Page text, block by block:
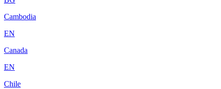
Cambodia
EN
Canada
EN
Chile